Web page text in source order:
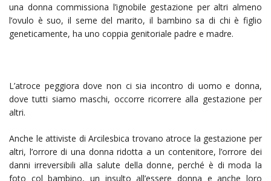
una donna commissiona l’ignobile gestazione per altri almeno
l’ovulo è suo, il seme del marito, il bambino sa di chi è figlio
geneticamente, ha uno coppia genitoriale padre e madre.
L’atroce peggiora dove non ci sia incontro di uomo e donna,
dove tutti siamo maschi, occorre ricorrere alla gestazione per
altri.
Anche le attiviste di Arcilesbica trovano atroce la gestazione per
altri, l’orrore di una donna ridotta a un contenitore, l’orrore dei
danni irreversibili alla salute della donne, perché è di moda la
foto col bambino, un insulto all’essere donna e anche loro